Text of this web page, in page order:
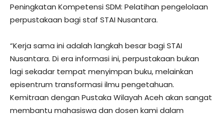
Peningkatan Kompetensi SDM: Pelatihan pengelolaan
perpustakaan bagi staf STAI Nusantara.
“Kerja sama ini adalah langkah besar bagi STAI
Nusantara. Di era informasi ini, perpustakaan bukan
lagi sekadar tempat menyimpan buku, melainkan
episentrum transformasi ilmu pengetahuan.
Kemitraan dengan Pustaka Wilayah Aceh akan sangat
membantu mahasiswa dan dosen kami dalam